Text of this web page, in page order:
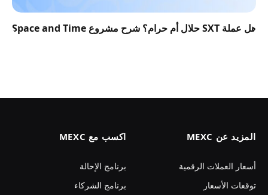
هل عملة SXT حلال أم حرام؟ شرح مشروع Space and Time
المزيد عن MEXC
أسعار العملات الرقمية
توقعات الأسعار
اكسب مع MEXC
برنامج الإحالة
برنامج الشركاء